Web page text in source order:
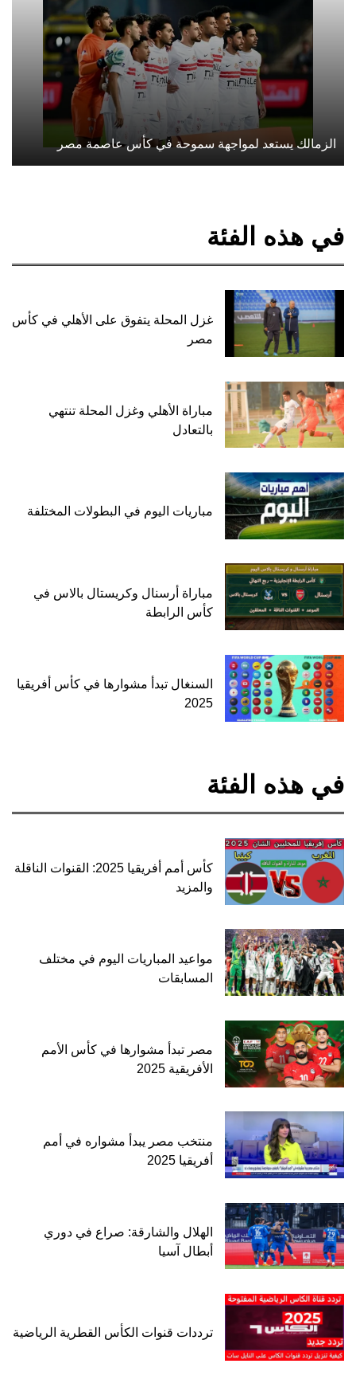
الزمالك يستعد لمواجهة سموحة في كأس عاصمة مصر
في هذه الفئة
غزل المحلة يتفوق على الأهلي في كأس
مصر
مباراة الأهلي وغزل المحلة تنتهي
بالتعادل
مباريات اليوم في البطولات المختلفة
مباراة أرسنال وكريستال بالاس في
كأس الرابطة
السنغال تبدأ مشوارها في كأس أفريقيا
2025
في هذه الفئة
كأس أمم أفريقيا 2025: القنوات الناقلة
والمزيد
مواعيد المباريات اليوم في مختلف
المسابقات
مصر تبدأ مشوارها في كأس الأمم
الأفريقية 2025
منتخب مصر يبدأ مشواره في أمم
أفريقيا 2025
الهلال والشارقة: صراع في دوري
أبطال آسيا
ترددات قنوات الكأس القطرية الرياضية